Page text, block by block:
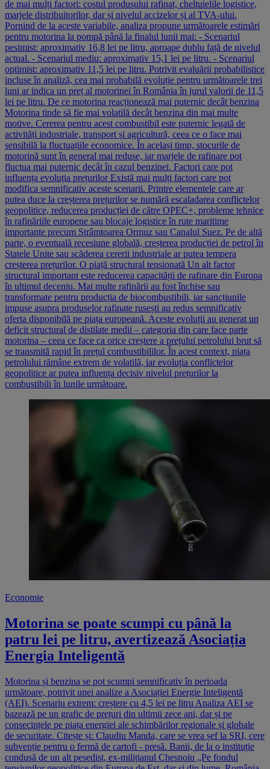
de mai mulți factori: costul produsului rafinat, cheltuielile logistice,
marjele distribuitorilor, dar și nivelul accizelor și al TVA-ului.
Pornind de la aceste variabile, analiza propune următoarele estimări
pentru motorina la pompă până la finalul lunii mai: - Scenariul
pesimist: aproximativ 16,8 lei pe litru, aproape dublu față de nivelul
actual. - Scenariul mediu: aproximativ 15,1 lei pe litru. - Scenariul
optimist: aproximativ 11,5 lei pe litru. Potrivit evaluării probabilistice
incluse în analiză, cea mai probabilă evoluție pentru următoarele trei
luni ar indica un preț al motorinei în România în jurul valorii de 11,5
lei pe litru. De ce motorina reacționează mai puternic decât benzina
Motorina tinde să fie mai volatilă decât benzina din mai multe
motive. Cererea pentru acest combustibil este puternic legată de
activități industriale, transport și agricultură, ceea ce o face mai
sensibilă la fluctuațiile economice. În același timp, stocurile de
motorină sunt în general mai reduse, iar marjele de rafinare pot
fluctua mai puternic decât în cazul benzinei. Factori care pot
influența evoluția prețurilor Există mai mulți factori care pot
modifica semnificativ aceste scenarii. Printre elementele care ar
putea duce la creșterea prețurilor se numără escaladarea conflictelor
geopolitice, reducerea producției de către OPEC+, probleme tehnice
în rafinăriile europene sau blocaje logistice în rute maritime
importante precum Strâmtoarea Ormuz sau Canalul Suez. Pe de altă
parte, o eventuală recesiune globală, creșterea producției de petrol în
Statele Unite sau scăderea cererii industriale ar putea tempera
creșterea prețurilor. O piață structural tensionată Un alt factor
structural important este reducerea capacității de rafinare din Europa
în ultimul deceniu. Mai multe rafinării au fost închise sau
transformate pentru producția de biocombustibili, iar sancțiunile
impuse asupra produselor rafinate rusești au redus semnificativ
oferta disponibilă pe piața europeană. Aceste evoluții au generat un
deficit structural de distilate medii – categoria din care face parte
motorina – ceea ce face ca orice creștere a prețului petrolului brut să
se transmită rapid în prețul combustibililor. În acest context, piața
petrolului rămâne extrem de volatilă, iar evoluția conflictelor
geopolitice ar putea influența decisiv nivelul prețurilor la
combustibili în lunile următoare.
Economie
Motorina se poate scumpi cu până la
patru lei pe litru, avertizează Asociația
Energia Inteligentă
Motorina și benzina se pot scumpi semnificativ în perioada
următoare, potrivit unei analize a Asociației Energie Inteligentă
(AEI). Scenariu extrem: creștere cu 4,5 lei pe litru Analiza AEI se
bazează pe un grafic de prețuri din ultimii zece ani, dar și pe
consecințele pe piața energiei ale schimbărilor regionale și globale
de securitate. Citește și: Claudiu Manda, care se vrea șef la SRI, cere
subvenție pentru o fermă de cartofi - presă. Banii, de la o instituție
condusă de un alt pesedist, ex-milițianul Chesnoiu „Pe fondul